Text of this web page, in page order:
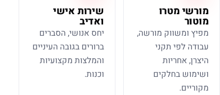
מורשי מטרו
מוטור
מפיץ ומשווק מורשה,
עבודה לפי תקני
היצרן, אחריות
ושימוש בחלקים
מקוריים.
שירות אישי
ואדיב
יחס אנושי, הסברים
ברורים בגובה העיניים
והמלצות מקצועיות
וכנות.